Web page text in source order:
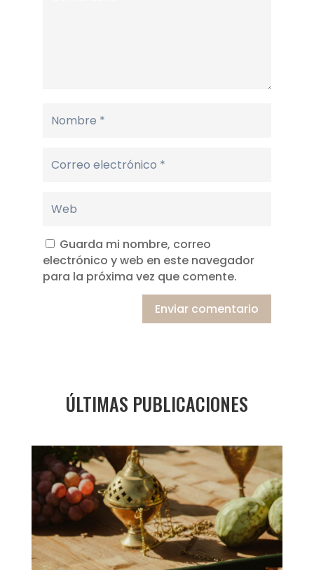
Guarda mi nombre, correo
electrónico y web en este navegador
para la próxima vez que comente.
Enviar comentario
ÚLTIMAS PUBLICACIONES